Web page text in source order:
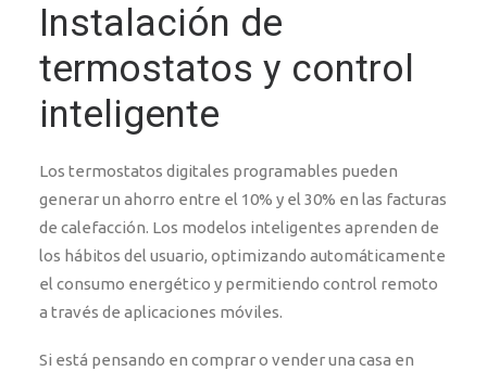
Instalación de
termostatos y control
inteligente
Los termostatos digitales programables pueden
generar un ahorro entre el 10% y el 30% en las facturas
de calefacción. Los modelos inteligentes aprenden de
los hábitos del usuario, optimizando automáticamente
el consumo energético y permitiendo control remoto
a través de aplicaciones móviles.
Si está pensando en comprar o vender una casa en